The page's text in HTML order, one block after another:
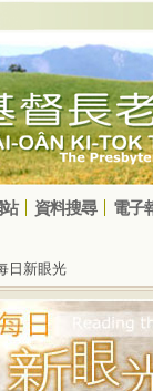
資料搜尋 電子
日新眼光